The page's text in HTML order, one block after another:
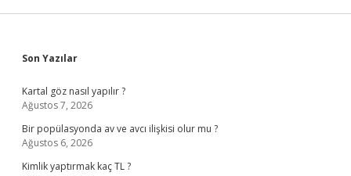
Sidebar
Son Yazılar
Kartal göz nasıl yapılır ?
Ağustos 7, 2026
Bir popülasyonda av ve avcı ilişkisi olur mu ?
Ağustos 6, 2026
Kimlik yaptırmak kaç TL ?